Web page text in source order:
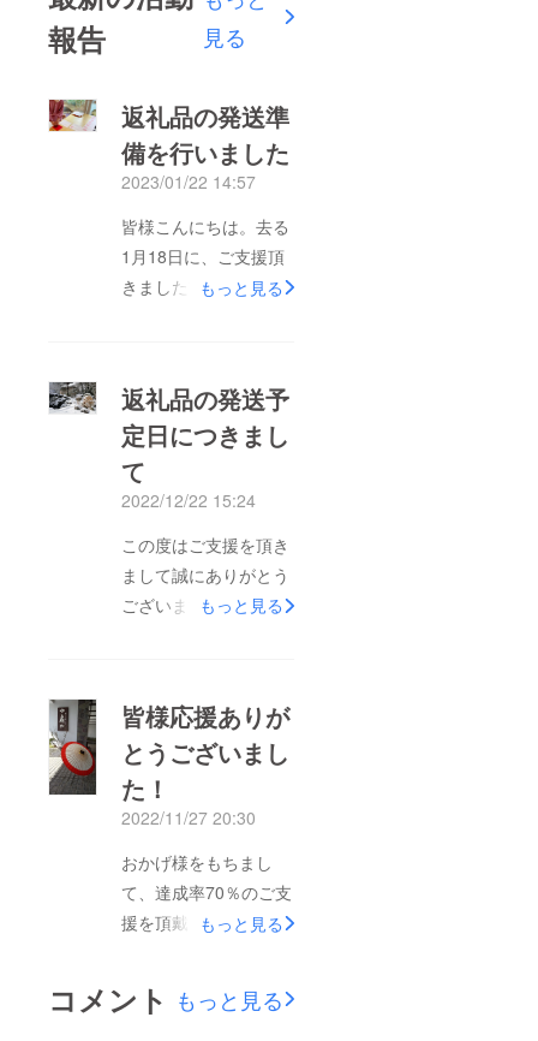
報告
見る
返礼品の発送準
備を行いました
2023/01/22 14:57
皆様こんにちは。去る
1月18日に、ご支援頂
きました方への返礼品
なっております。こ
の、後ろの方をご覧頂
くと、ちらっと手ぬぐ
いも映っております♪
のお楽しみ、とさせて
頂くのが良いかと思
い、今日はアップせず
すね。↑スタッフにも
お手伝いしてもらいま
した。裁断ももちろん
手作業です♪お礼状や
絵はがき、手ぬぐいを
入れる封筒は、ぺった
んぺったんとスタンプ
を。他にもあれもこれ
す。今回のクラウド
もっと見る
返礼品の発送予
定日につきまし
て
2022/12/22 15:24
この度はご支援を頂き
まして誠にありがとう
ございます。ただいま
せしてしまい大変恐縮
でございますが、
2023年1月20日を目処
に、順次発送させて頂
もうしばらくお待ち頂
きますようお願い申し
上げます。寒さ厳しい
にお過ごし下さいま
もっと見る
皆様応援ありが
とうございまし
た！
2022/11/27 20:30
おかげ様をもちまし
て、達成率70％のご支
援を頂戴いたしまし
様、このプロジェクト
を応援、拡散してくだ
もっと見る
コメント もっと見る